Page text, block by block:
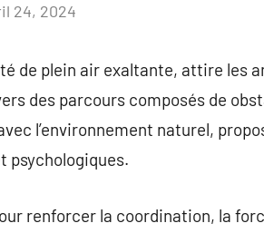
24, 2024
de plein air exaltante, attire les
des parcours composés de
l’environnement naturel,
psychologiques.
renforcer la coordination, la